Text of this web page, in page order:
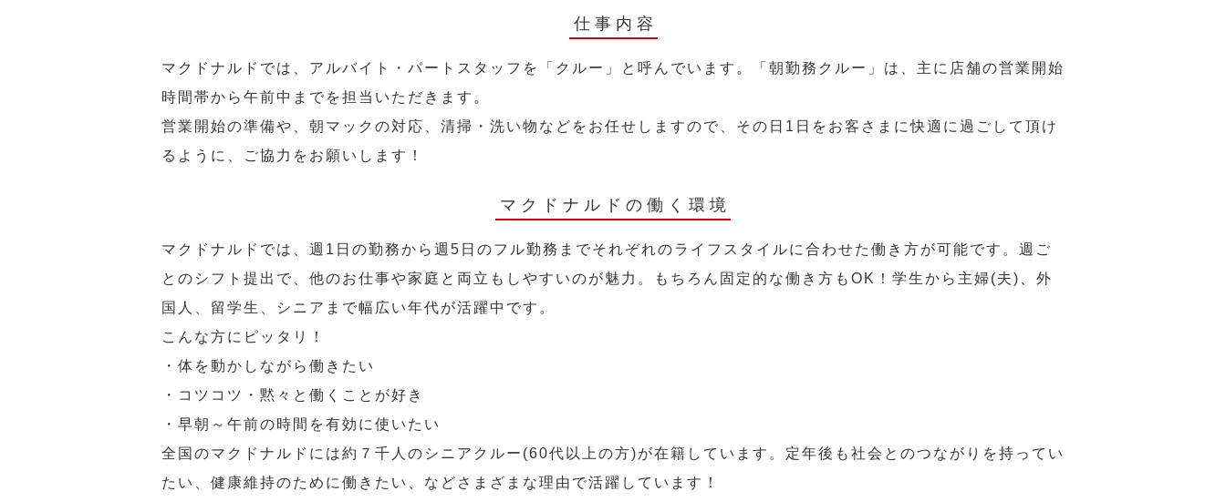
仕事内容
マクドナルドでは、アルバイト・パートスタッフを「クルー」と呼んでいます。「朝勤務クルー」は、主に店舗の営業開始
時間帯から午前中までを担当いただきます。
営業開始の準備や、朝マックの対応、清掃・洗い物などをお任せしますので、その日1日をお客さまに快適に過ごして頂け
るように、ご協力をお願いします！
マクドナルドの働く環境
マクドナルドでは、週1日の勤務から週5日のフル勤務までそれぞれのライフスタイルに合わせた働き方が可能です。週ご
とのシフト提出で、他のお仕事や家庭と両立もしやすいのが魅力。もちろん固定的な働き方もOK！学生から主婦(夫)、外
国人、留学生、シニアまで幅広い年代が活躍中です。
こんな方にピッタリ！
・体を動かしながら働きたい
・コツコツ・黙々と働くことが好き
・早朝～午前の時間を有効に使いたい
全国のマクドナルドには約７千人のシニアクルー(60代以上の方)が在籍しています。定年後も社会とのつながりを持ってい
たい、健康維持のために働きたい、などさまざまな理由で活躍しています！